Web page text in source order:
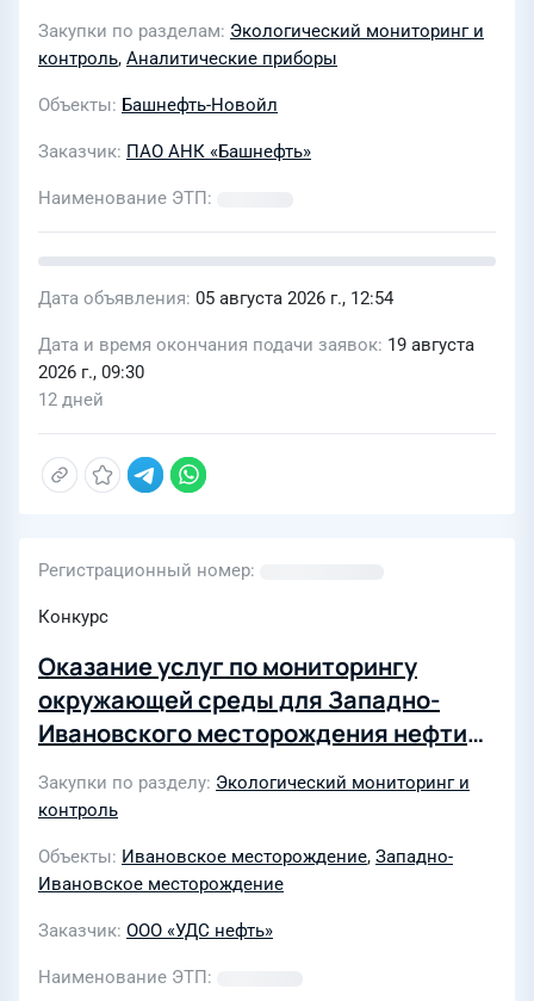
лаборатории)
Закупки по разделам Экологический мониторинг и
контроль, Аналитические приборы
Объекты Башнефть-Новойл
Заказчик ПАО АНК «Башнефть»
Наименование ЭТП
Дата объявления 05 августа 2026 г., 12:54
Дата и время окончания подачи заявок 19 августа
2026 г., 09:30
12 дней
Регистрационный номер
Конкурс
Оказание услуг по мониторингу
окружающей среды для Западно-
Ивановского месторождения нефти
Закупки по разделу Экологический мониторинг и
контроль
Объекты Ивановское месторождение, Западно-
Ивановское месторождение
Заказчик ООО «УДС нефть»
Наименование ЭТП